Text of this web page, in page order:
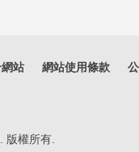
站 網站使用條款
版權所有.